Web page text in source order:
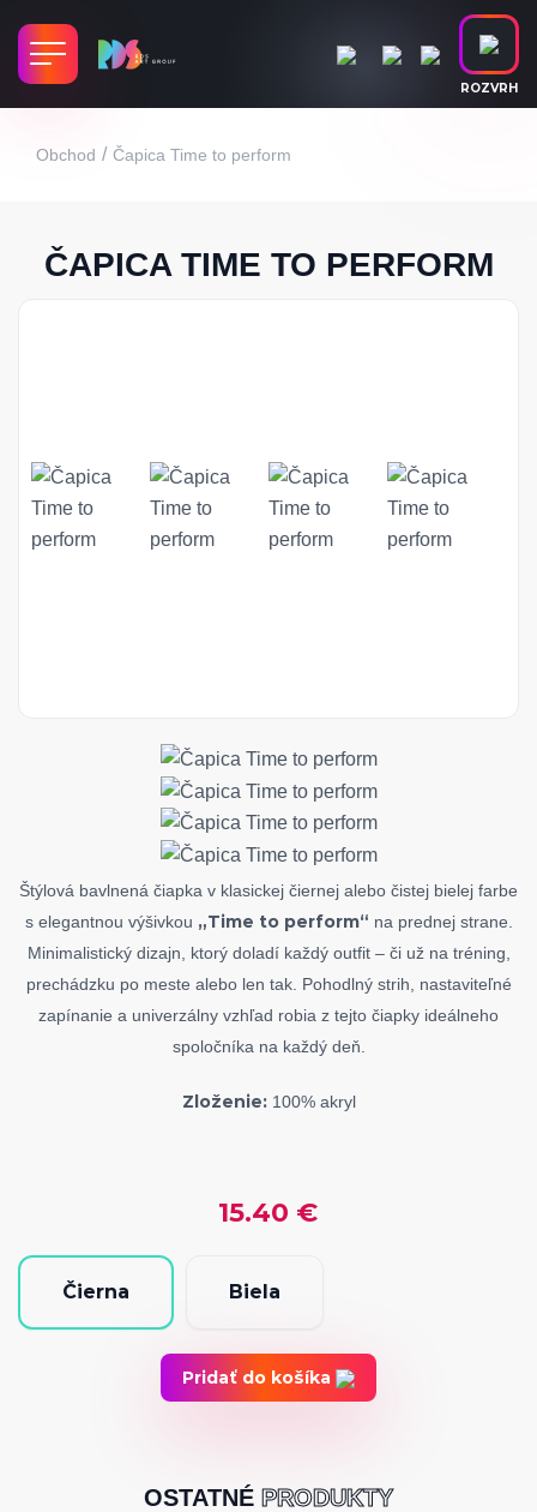
ROZVRH
Obchod / Čapica Time to perform
ČAPICA TIME TO PERFORM
Štýlová bavlnená čiapka v klasickej čiernej alebo čistej bielej farbe
s elegantnou výšivkou „Time to perform“ na prednej strane.
Minimalistický dizajn, ktorý doladí každý outfit – či už na tréning,
prechádzku po meste alebo len tak. Pohodlný strih, nastaviteľné
zapínanie a univerzálny vzhľad robia z tejto čiapky ideálneho
spoločníka na každý deň.
Zloženie:100% akryl
15.40 €
Čierna Biela
Pridať do košíka
OSTATNÉ PRODUKTY